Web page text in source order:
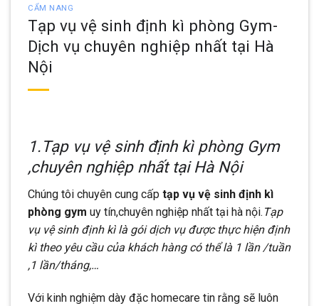
CẨM NANG
Tạp vụ vệ sinh định kì phòng Gym-
Dịch vụ chuyên nghiệp nhất tại Hà
Nội
1.Tạp vụ vệ sinh định kì phòng Gym
,chuyên nghiệp nhất tại Hà Nội
Chúng tôi chuyên cung cấp tạp vụ vệ sinh định kì
phòng gym uy tín,chuyên nghiệp nhất tại hà nội. Tạp
vụ vệ sinh định kì là gói dịch vụ được thực hiện định
kì theo yêu cầu của khách hàng có thể là 1 lần /tuần
,1 lần/tháng,…
Với kinh nghiệm dày đặc homecare tin rằng sẽ luôn